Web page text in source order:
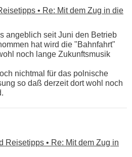
• Re: Mit dem Zug in die
angeblich seit Juni den Betrieb
hat wird die "Bahnfahrt"
noch lange Zukunftsmusik
nichtmal für das polnische
so daß derzeit dort wohl noch
Reisetipps • Re: Mit dem Zug in